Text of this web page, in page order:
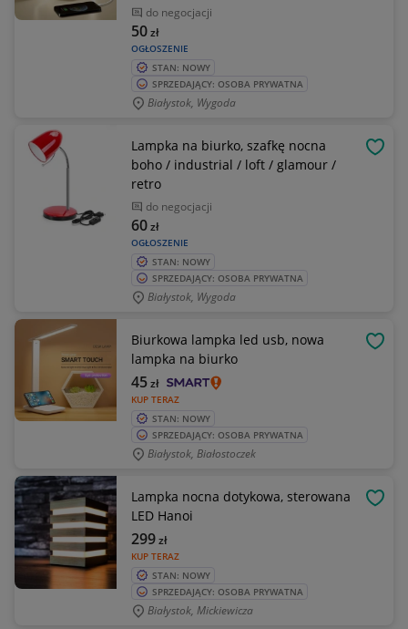
do negocjacji
OGŁOSZENIE
50zł
STAN: NOWY
SPRZEDAJĄCY: OSOBA PRYWATNA
Białystok, Wygoda
Lampka na biurko, szafkę nocna
boho / industrial / loft / glamour /
retro
do negocjacji
OGŁOSZENIE
60zł
STAN: NOWY
SPRZEDAJĄCY: OSOBA PRYWATNA
Białystok, Wygoda
Biurkowa lampka led usb, nowa
lampka na biurko
KUP TERAZ
45zł
STAN: NOWY
SPRZEDAJĄCY: OSOBA PRYWATNA
Białystok, Białostoczek
Lampka nocna dotykowa, sterowana
LED Hanoi
KUP TERAZ
299zł
STAN: NOWY
SPRZEDAJĄCY: OSOBA PRYWATNA
Białystok, Mickiewicza